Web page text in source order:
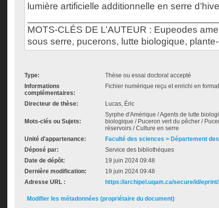
lumière artificielle additionnelle en serre
MOTS-CLÉS DE L’AUTEUR : Eupeodes
sous serre, pucerons, lutte biologique,
Type:
Thèse ou essai doctoral accepté
Informations
complémentaires:
Fichier numérique reçu et enrichi en
Directeur de thèse: Lucas, Éric
Mots-clés ou Sujets:
Syrphe d'Amérique / Agents de lutte
biologique / Puceron vert du pêcher /
réservoirs / Culture en serre
Unité d'appartenance:
Faculté des sciences > Département
Déposé par:
Service des bibliothèques
Date de dépôt:
19 juin 2024 09:48
Dernière modification:
19 juin 2024 09:48
Adresse URL :
https://archipel.uqam.ca/secure/id/
Modifier les métadonnées (propriétaire du document)